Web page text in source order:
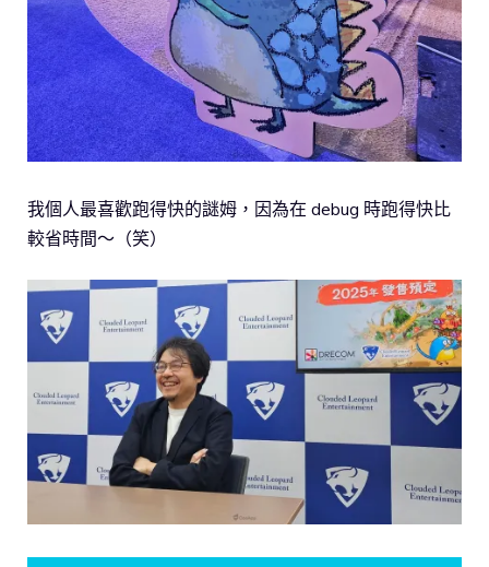
我個人最喜歡跑得快的謎姆，因為在 debug 時跑得快比
較省時間～（笑）